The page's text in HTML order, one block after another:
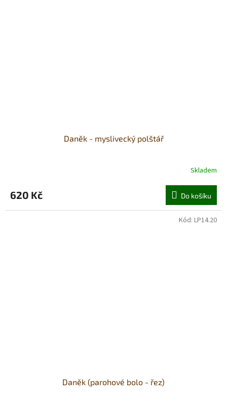
Daněk - myslivecký polštář
Skladem
620 Kč Do košíku
Daněk (parohové bolo - řez)
Kód: LP14.20